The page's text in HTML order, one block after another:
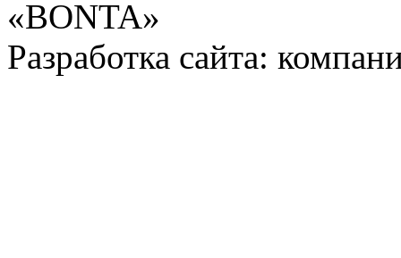
«BONTA»
Разработка сайта: